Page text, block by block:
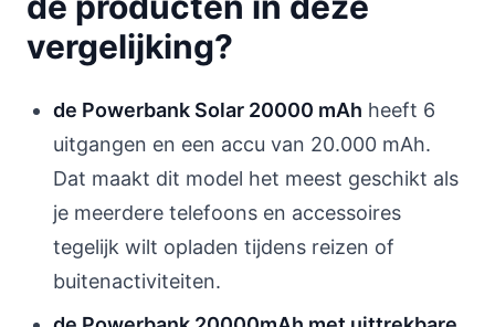
vergelijking?
de Powerbank Solar 20000 mAh heeft 6
uitgangen en een accu van 20.000 mAh.
Dat maakt dit model het meest geschikt als
je meerdere telefoons en accessoires
tegelijk wilt opladen tijdens reizen of
buitenactiviteiten.